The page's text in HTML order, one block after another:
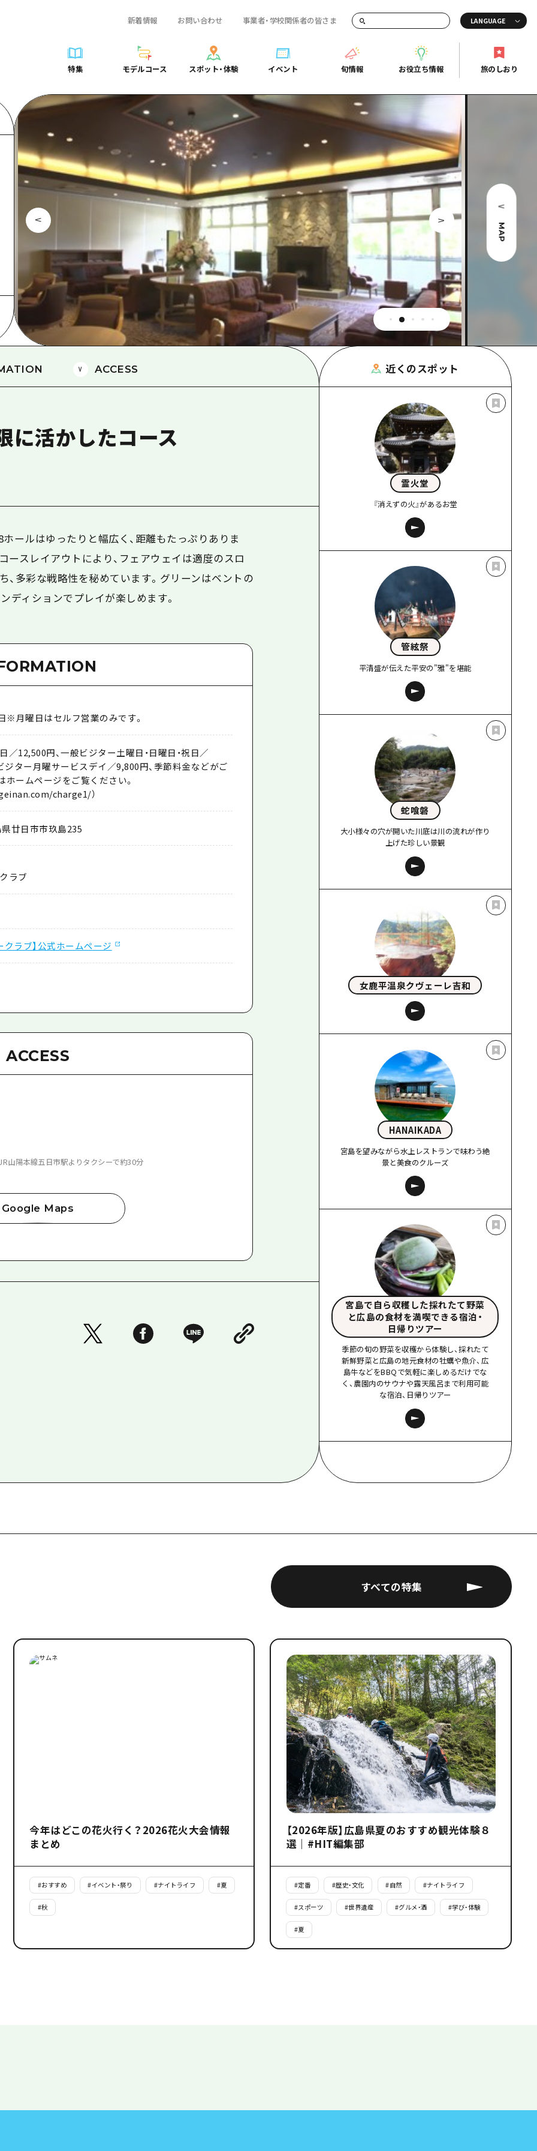
新着情報 お問い合わせ 事業者・学校関係者の皆さま
特集
・祭り
ショッピング
スポーツ
ナイトライフ
学び・体験
歴史・文化
癒し
自然
モデルコース
Dive! Hiroshima 公式ガイド
広島もしもトラベル
あたらしい非日常
広島市周辺
安芸
備北
芸北
宮島周辺
山口県東部
半日
1泊2日
2泊3日
スポット・体験
スポット・体験一覧
備後
備北
芸北
宮島周辺
山口県東部
愛媛県
島根県
イベント
旬情報
お役立ち情報
アクセス
二次交通まとめ
施設の混雑状況のお知らせ
お得な周遊チケット
手荷物預かり・配送サービス
広島おもてなしパス
HIROSHIMA FREE Wi-Fi
観光案内所
広島県を訪れる外国人旅行者向け情報一覧
ボランティアガイド
ユニバーサルツーリズム
ガイドブック
広島県の魅力を動画でご紹介！
よくあるご質問
メディア掲載情報
関連リンク
旅のしおり
世界遺産
歴史・文化
山口県東部
半日
2泊3日
備後
芸北
宮島周辺
山口県東部
愛媛県
島根県
HIROSHIMA FREE Wi-Fi
ボランティアガイド
ユニバーサルツーリズム
広島県の魅力を動画でご紹介！
よくあるご質問
フォトダウンロード
関連リンク
MAP
ACCESS
に活かしたコース
ールはゆったりと幅広く、距離もたっぷりありま
ースレイアウトにより、フェアウェイは適度のスロ
、多彩な戦略性を秘めています。グリーンはベントの
ディションでプレイが楽しめます。
※月曜日はセルフ営業のみです。
／12,500円、一般ビジター土曜日・日曜日・祝日／
ジター月曜サービスデイ／9,800円、季節料金などがご
ホームページをご覧ください。
charge1/）
廿日市市玖島235
ラブ
クラブ】公式ホームページ
ACCESS
山陽本線五日市駅よりタクシーで約30分
Google Maps
近くのスポット
霊火堂
『消えずの火』があるお堂
管絃祭
平清盛が伝えた平安の"雅"を堪能
蛇喰磐
大小様々の穴が開いた川底は川の流れが作り
上げた珍しい景観
女鹿平温泉クヴェーレ吉和
HANAIKADA
宮島を望みながら水上レストランで味わう絶
景と美食のクルーズ
宮島で自ら収穫した採れたて野菜
と広島の食材を満喫できる宿泊・
日帰りツアー
季節の旬の野菜を収穫から体験し、採れたて
新鮮野菜と広島の地元食材の牡蠣や魚介、広
島牛などをBBQで気軽に楽しめるだけでな
く、農園内のサウナや露天風呂まで利用可能
な宿泊、日帰りツアー
すべての特集
今年はどこの花火行く？2026花火大会情報
まとめ
#おすすめ #イベント・祭り #ナイトライフ #夏
#秋
【2026年版】広島県夏のおすすめ観光体験８
選｜#HIT編集部
#定番 #歴史・文化 #自然 #ナイトライフ
#スポーツ #世界遺産 #グルメ・酒 #学び・体験
#夏